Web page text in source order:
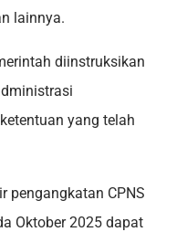
lainnya.
diinstruksikan
yang telah
pengangkatan CPNS
Oktober 2025 dapat